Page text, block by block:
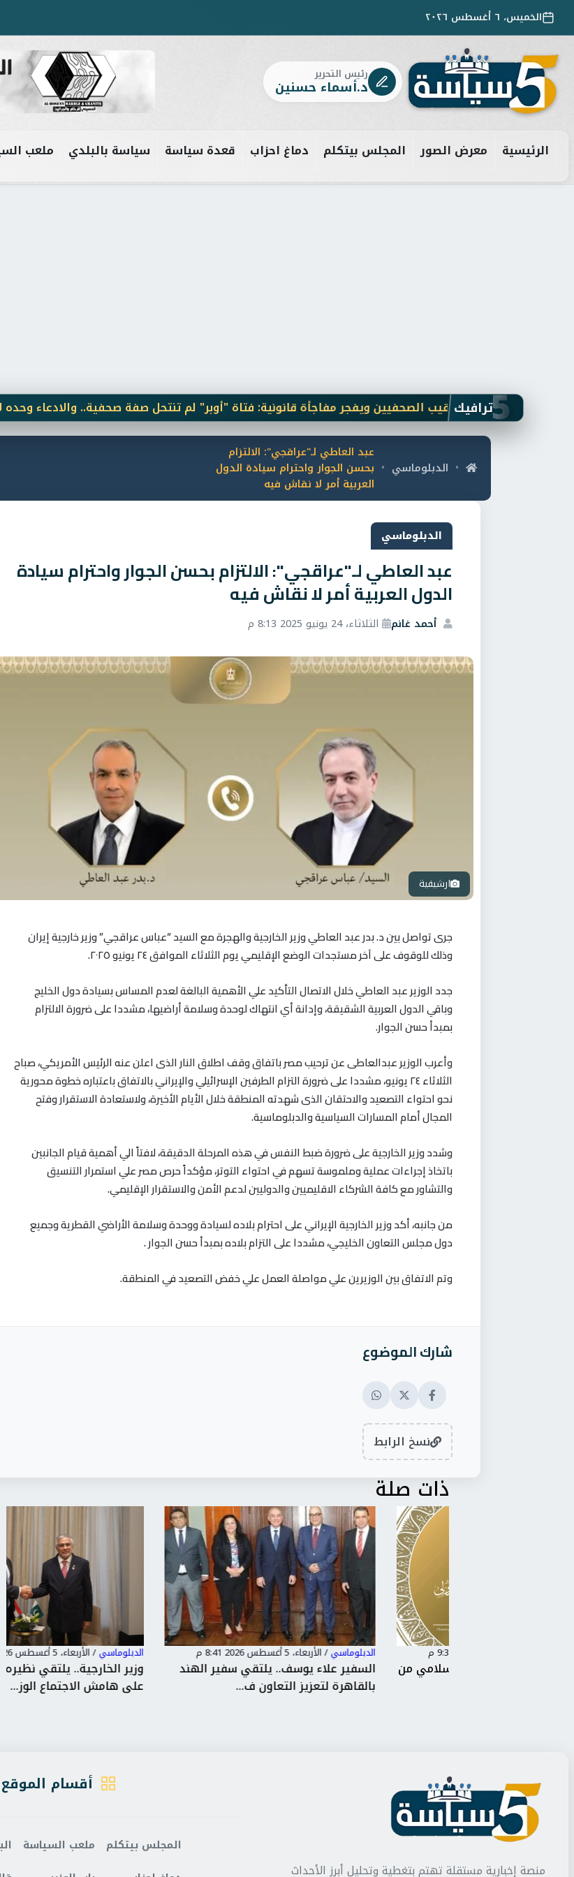
الخميس، ٦ أغسطس ٢٠٢٦
رئيس التحرير
د.أسماء حسنين
الرئيسية معرض الصور المجلس بيتكلم دماغ احزاب قعدة سياسة سياسة بالبلدي ملعب
5ترافيك
على بلاغ نقيب الصحفيين ويفجر مفاجأة قانونية: فتاة "أوبر" لم تنتحل صفة صحفية.. والادعاء وحده لا يُشكّل
• الدبلوماسي •
عبد العاطي لـ"عراقجي": الالتزام
بحسن الجوار واحترام سيادة الدول
العربية أمر لا نقاش فيه
الدبلوماسي
عبد العاطي لـ"عراقجي": الالتزام بحسن الجوار واحترام سيادة
الدول العربية أمر لا نقاش فيه
أحمد غانم الثلاثاء، 24 يونيو 2025 8:13 م
ارشيفية
جرى تواصل بين د. بدر عبد العاطي وزير الخارجية والهجرة مع السيد “عباس عراقجي” وزير خارجية إيران
وذلك للوقوف على آخر مستجدات الوضع الإقليمي يوم الثلاثاء الموافق ٢٤ يونيو ٢٠٢٥
.
جدد الوزير عبد العاطي خلال الاتصال التأكيد علي الأهمية البالغة لعدم المساس بسيادة دول الخليج
وباقي الدول العربية الشقيقة، وإدانة أي انتهاك لوحدة وسلامة أراضيها، مشددا على ضرورة الالتزام
بمبدأ حسن الجوار.
وأعرب الوزير عبدالعاطى عن ترحيب مصر باتفاق وقف اطلاق النار الذى اعلن عنه الرئيس الأمريكي، صباح
الثلاثاء ٢٤ يونيو، مشددا على ضرورة التزام الطرفين الإسرائيلي والإيراني بالاتفاق باعتباره خطوة محورية
نحو احتواء التصعيد والاحتقان الذى شهدته المنطقة خلال الأيام الأخيرة، ولاستعادة الاستقرار وفتح
المجال أمام المسارات السياسية والدبلوماسية.
وشدد وزير الخارجية على ضرورة ضبط النفس في هذه المرحلة الدقيقة، لافتاً الي أهمية قيام الجانبين
باتخاذ إجراءات عملية وملموسة تسهم في احتواء التوتر، مؤكداً حرص مصر علي استمرار التنسيق
والتشاور مع كافة الشركاء الاقليميين والدوليين لدعم الأمن والاستقرار الإقليمي.
من جانبه، أكد وزير الخارجية الإيراني على احترام بلاده لسيادة ووحدة وسلامة الأراضي القطرية وجميع
دول مجلس التعاون الخليجي، مشددا على التزام بلاده بمبدأ حسن الجوار .
وتم الاتفاق بين الوزيرين علي مواصلة العمل علي خفض التصعيد في المنطقة.
شارك الموضوع
نسخ الرابط
ذات صلة
الدبلوماسي الأربعاء، 5 أغسطس 2026 8:41 م
السفير علاء يوسف.. يلتقي سفير الهند
بالقاهرة لتعزيز التعاون ف...
الدبلوماسي الأربعاء، 5 أغسطس 2026 6:37 م
وزير الخارجية.. يلتقي نظيره الباكستانى
على هامش الاجتماع الوز...
منصة إخبارية مستقلة تهتم بتغطية وتحليل أبرز الأحداث
أقسام الموقع
المجلس بيتكلم
ملعب السياسة